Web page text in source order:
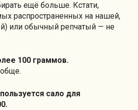
ещё больше. Кстати,
распространенных на нашей,
или обычный репчатый — не
100 граммов.
сало для